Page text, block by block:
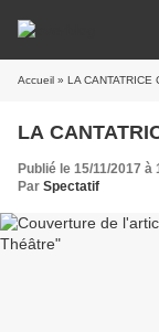
Accueil » LA CANTATRICE
LA
Publié le 15/11/2017 à
Par Spectatif